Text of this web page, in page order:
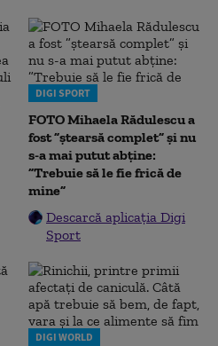
DIGI SPORT
FOTO Mihaela Rădulescu a
fost ”ștearsă complet” și nu
s-a mai putut abține:
”Trebuie să le fie frică de
mine”
Descarcă aplicația Digi
Sport
DIGI WORLD